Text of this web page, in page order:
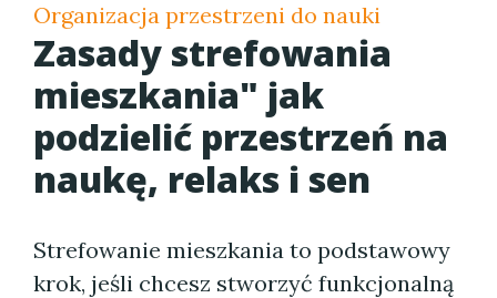
Organizacja przestrzeni do nauki
Zasady strefowania
mieszkania" jak
podzielić przestrzeń na
naukę, relaks i sen
Strefowanie mieszkania to podstawowy
krok, jeśli chcesz stworzyć funkcjonalną